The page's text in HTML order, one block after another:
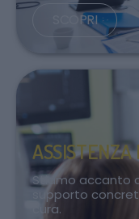
SCOPRI
Stiamo accanto
supporto
cura.